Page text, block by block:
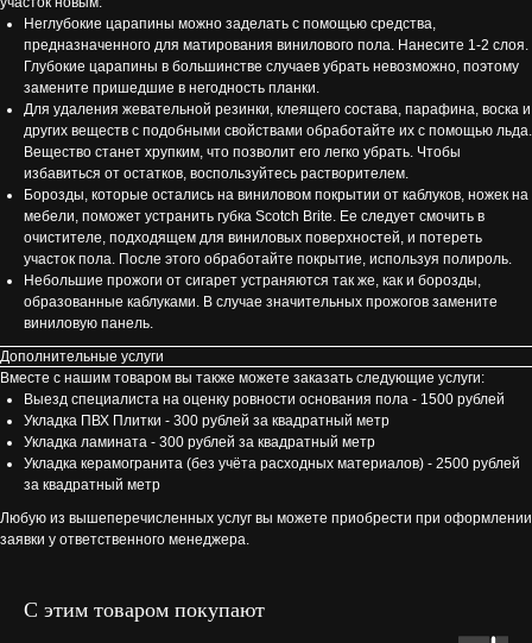
Неглубокие царапины можно заделать с помощью средства,
предназначенного для матирования винилового пола. Нанесите 1-2 слоя.
Глубокие царапины в большинстве случаев убрать невозможно, поэтому
замените пришедшие в негодность планки.
Для удаления жевательной резинки, клеящего состава, парафина, воска и
других веществ с подобными свойствами обработайте их с помощью льда.
Вещество станет хрупким, что позволит его легко убрать. Чтобы
избавиться от остатков, воспользуйтесь растворителем.
Борозды, которые остались на виниловом покрытии от каблуков, ножек на
мебели, поможет устранить губка Scotch Brite. Ее следует смочить в
очистителе, подходящем для виниловых поверхностей, и потереть
участок пола. После этого обработайте покрытие, используя полироль.
Небольшие прожоги от сигарет устраняются так же, как и борозды,
образованные каблуками. В случае значительных прожогов замените
виниловую панель.
Дополнительные услуги
Вместе с нашим товаром вы также можете заказать следующие услуги:
Выезд специалиста на оценку ровности основания пола - 1500 рублей
Укладка ПВХ Плитки - 300 рублей за квадратный метр
Укладка ламината - 300 рублей за квадратный метр
Укладка керамогранита (без учёта расходных материалов) - 2500 рублей
за квадратный метр
Любую из вышеперечисленных услуг вы можете приобрести при оформлении
заявки у ответственного менеджера.
С этим товаром покупают